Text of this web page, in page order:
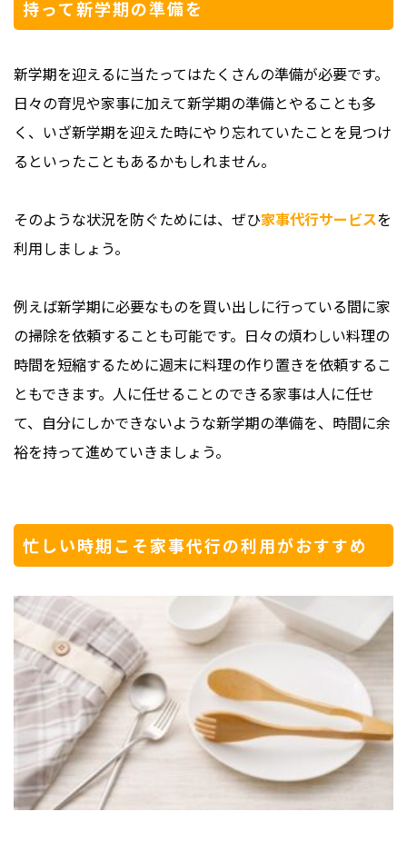
持って新学期の準備を
新学期を迎えるに当たってはたくさんの準備が必要です。
日々の育児や家事に加えて新学期の準備とやることも多
く、いざ新学期を迎えた時にやり忘れていたことを見つけ
るといったこともあるかもしれません。
そのような状況を防ぐためには、ぜひ家事代行サービスを
利用しましょう。
例えば新学期に必要なものを買い出しに行っている間に家
の掃除を依頼することも可能です。日々の煩わしい料理の
時間を短縮するために週末に料理の作り置きを依頼するこ
ともできます。人に任せることのできる家事は人に任せ
て、自分にしかできないような新学期の準備を、時間に余
裕を持って進めていきましょう。
忙しい時期こそ家事代行の利用がおすすめ